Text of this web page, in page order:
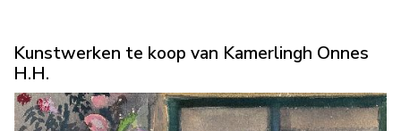
Kunstwerken te koop van Kamerlingh Onnes
H.H.